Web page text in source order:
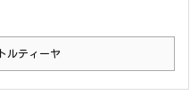
ティーヤ